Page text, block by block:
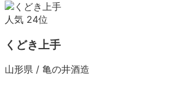
人気 24位
くどき上手
山形県 / 亀の井酒造